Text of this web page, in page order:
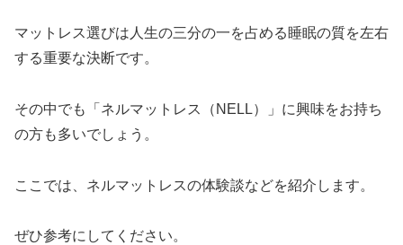
マットレス選びは人生の三分の一を占める睡眠の質を左右
する重要な決断です。
その中でも「ネルマットレス（NELL）」に興味をお持ち
の方も多いでしょう。
ここでは、ネルマットレスの体験談などを紹介します。
ぜひ参考にしてください。